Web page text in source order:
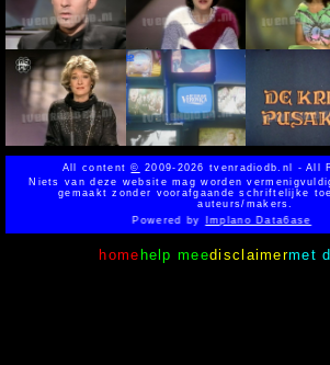
All content© 2009-2026 tvenradiodb.nl - All
Niets van deze website mag worden
gemaakt zonder voorafgaande schriftelijke
auteurs/makers.
Powered byImplano Data6ase
home help meedisclaimermet